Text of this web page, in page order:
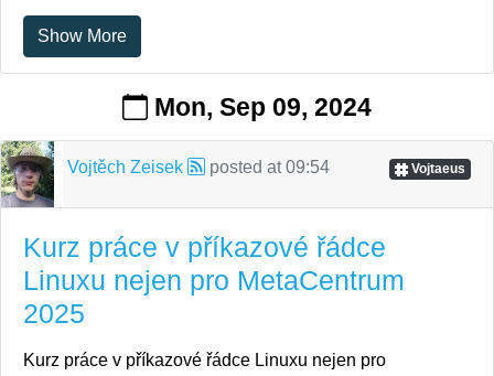
Show More
Mon, Sep 09, 2024
Vojtěch Zeisek posted at09:54 Vojtaeus
Kurz práce v příkazové řádce
Linuxu nejen pro MetaCentrum
2025
Kurz práce v příkazové řádce Linuxu nejen pro